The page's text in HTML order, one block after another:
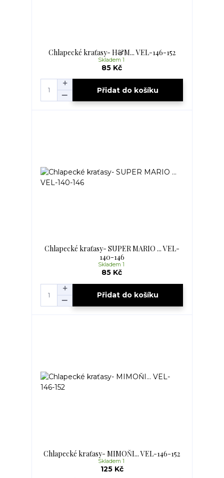
Chlapecké kraťasy- H&M... VEL-146-152
85 Kč
Skladem 1
Přidat do košíku
Chlapecké kraťasy- SUPER MARIO ... VEL-
140-146
85 Kč
Skladem 1
Přidat do košíku
Chlapecké kraťasy- MIMOŇI... VEL-146-152
125 Kč
Skladem 1